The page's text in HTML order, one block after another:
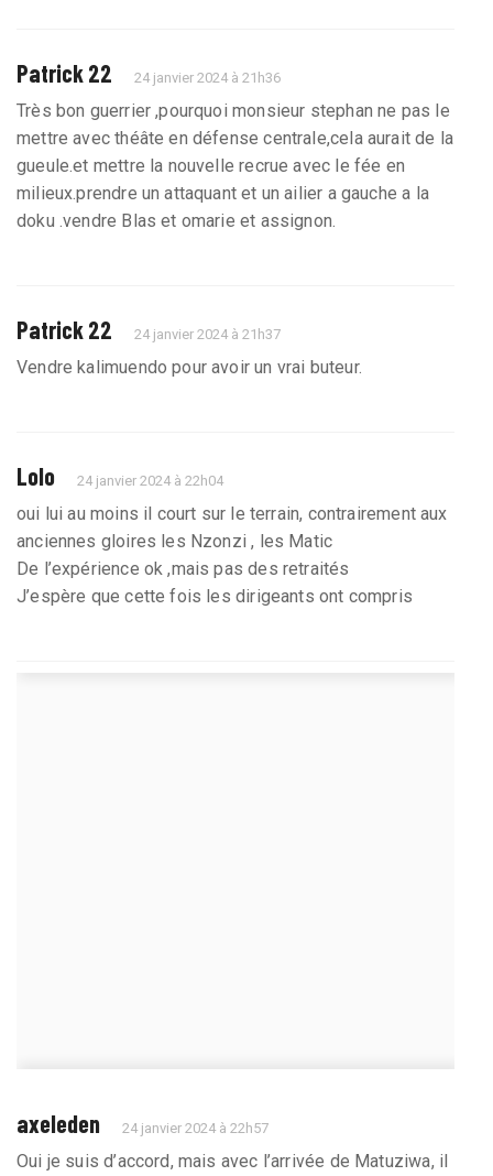
Patrick 22 24 janvier 2024 à 21h36
Très bon guerrier ,pourquoi monsieur stephan ne pas le
mettre avec théâte en défense centrale,cela aurait de la
gueule.et mettre la nouvelle recrue avec le fée en
milieux.prendre un attaquant et un ailier a gauche a la
doku .vendre Blas et omarie et assignon.
Patrick 22 24 janvier 2024 à 21h37
Vendre kalimuendo pour avoir un vrai buteur.
Lolo 24 janvier 2024 à 22h04
oui lui au moins il court sur le terrain, contrairement aux
anciennes gloires les Nzonzi , les Matic
De l’expérience ok ,mais pas des retraités
J’espère que cette fois les dirigeants ont compris
axeleden 24 janvier 2024 à 22h57
Oui je suis d’accord, mais avec l’arrivée de Matuziwa, il